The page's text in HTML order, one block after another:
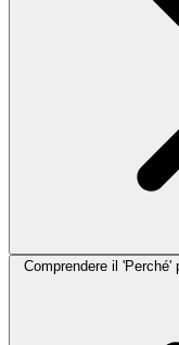
Comprendere il 'Perché'